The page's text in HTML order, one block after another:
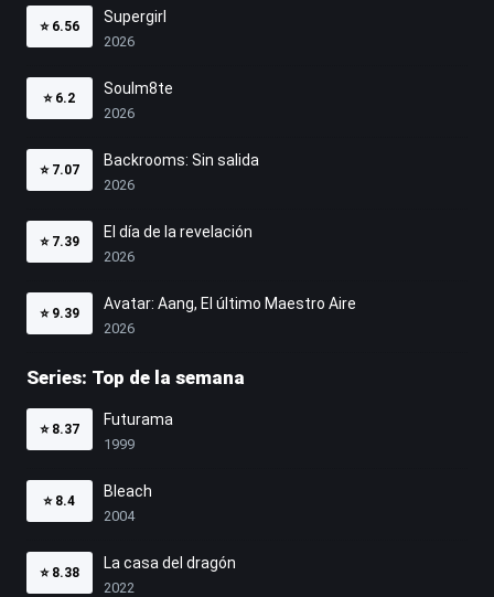
⭐ 6.56
Supergirl
2026
⭐ 6.2
Soulm8te
2026
⭐ 7.07
Backrooms: Sin salida
2026
⭐ 7.39
El día de la revelación
2026
⭐ 9.39
Avatar: Aang, El último Maestro Aire
2026
Series: Top de la semana
⭐ 8.37
Futurama
1999
⭐ 8.4
Bleach
2004
⭐ 8.38
La casa del dragón
2022